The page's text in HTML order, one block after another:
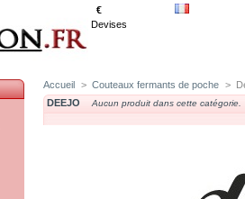
€
Devises
Accueil > Couteaux fermants de poche >
DEEJO
Aucun produit dans cette catégorie.